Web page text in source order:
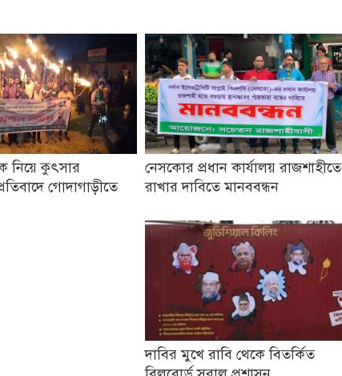
নিয়ে কুৎসার
গোদাগাড়ীতে
নেসকোর প্রধান কার্যালয় রাজশাহীতে
রাখার দাবিতে মানববন্ধন
দাবির মুখে রাবি থেকে বিতর্কিত